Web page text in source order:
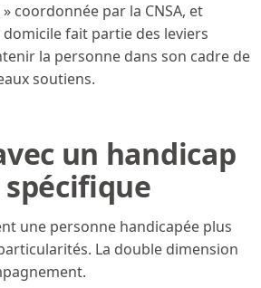
coordonnée par la CNSA, et
fait partie des leviers
la personne dans son cadre de
soutiens.
un handicap
une personne handicapée plus
La double dimension